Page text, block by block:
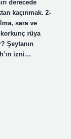
derecede
kaçınmak. 2-
sara ve
rüya
Şeytanın
izni…